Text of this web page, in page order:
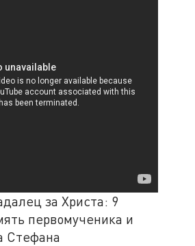
за Христа: 9
первомученика и
Стефана